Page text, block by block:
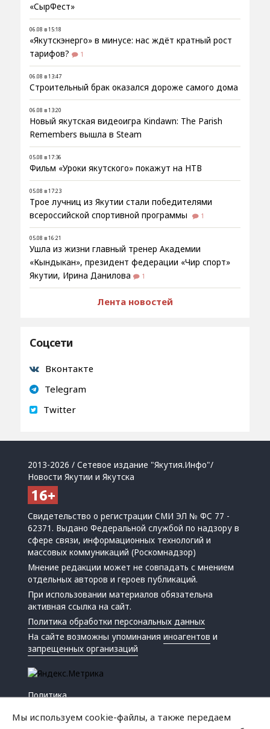
«СырФест»
06.08 в 15:18
«Якутскэнерго» в минусе: нас ждёт кратный рост
тарифов?
1
06.08 в 13:47
Строительный брак оказался дороже самого дома
06.08 в 13:20
Новый якутская видеоигра Kindawn: The Parish
Remembers вышла в Steam
05.08 в 17:36
Фильм «Уроки якутского» покажут на НТВ
05.08 в 17:23
Трое лучниц из Якутии стали победителями
всероссийской спортивной программы
1
05.08 в 16:21
Ушла из жизни главный тренер Академии
«Кындыкан», президент федерации «Чир спорт»
Якутии, Ирина Данилова
1
Лента новостей
Соцсети
Вконтакте
Telegram
Twitter
2013-2026 / Сетевое издание "Якутия.Инфо"/
Новости Якутии и Якутска
Свидетельство о регистрации СМИ ЭЛ № ФС 77 -
62371. Выдано Федеральной службой по надзору в
сфере связи, информационных технологий и
массовых коммуникаций (Роскомнадзор)
Мнение редакции может не совпадать с мнением
отдельных авторов и героев публикаций.
При использовании материалов обязательна
активная ссылка на сайт.
Политика обработки персональных данных
На сайте возможны упоминанияиноагентов и
запрещенных организаций
Политика
Мы используем cookie-файлы, а также передаем